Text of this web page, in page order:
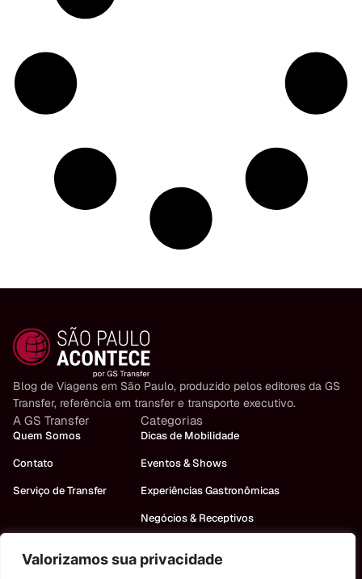
Valorizamos sua privacidade
Blog de Viagens em São Paulo, produzido pelos editores da GS
Transfer, referência em transfer e transporte executivo.
A GS Transfer
Quem Somos
Contato
Serviço de Transfer
Categorias
Dicas de Mobilidade
Eventos & Shows
Experiências Gastronômicas
Negócios & Receptivos